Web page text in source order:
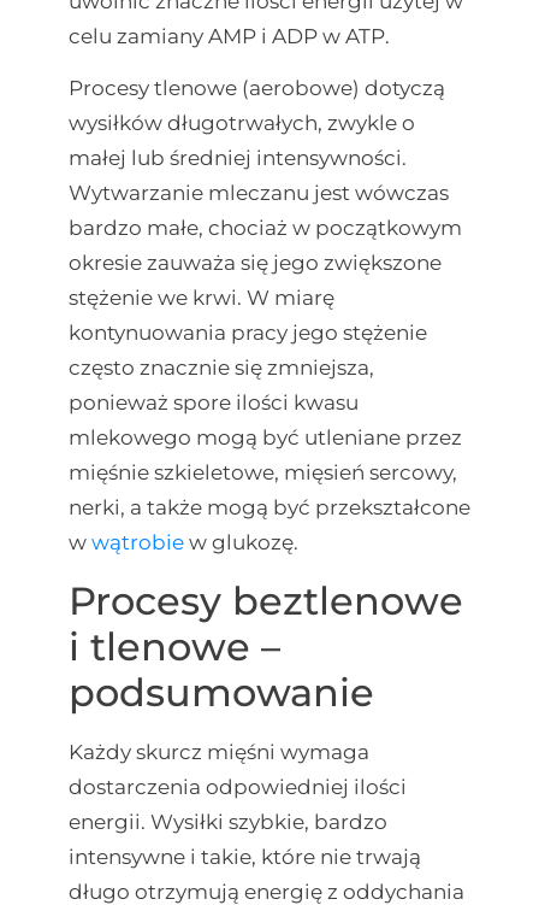
celu zamiany AMP i ADP w ATP.
Procesy tlenowe (aerobowe) dotyczą
wysiłków długotrwałych, zwykle o
małej lub średniej intensywności.
Wytwarzanie mleczanu jest wówczas
bardzo małe, chociaż w początkowym
okresie zauważa się jego zwiększone
stężenie we krwi. W miarę
kontynuowania pracy jego stężenie
często znacznie się zmniejsza,
ponieważ spore ilości kwasu
mlekowego mogą być utleniane przez
mięśnie szkieletowe, mięsień sercowy,
nerki, a także mogą być przekształcone
w wątrobiew glukozę.
Procesy beztlenowe
i tlenowe –
podsumowanie
Każdy skurcz mięśni wymaga
dostarczenia odpowiedniej ilości
energii. Wysiłki szybkie, bardzo
intensywne i takie, które nie trwają
długo otrzymują energię z oddychania